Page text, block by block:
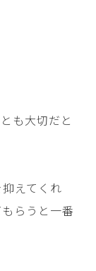
も大切だと
えてくれ
らうと一番